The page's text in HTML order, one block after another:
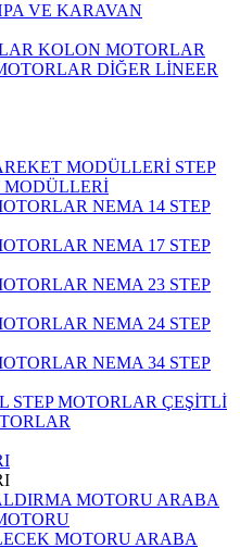
VE KARAVAN
KOLON MOTORLAR
DİĞER LİNEER
STEP
MODÜLLERİ
NEMA 14 STEP
NEMA 17 STEP
NEMA 23 STEP
NEMA 24 STEP
NEMA 34 STEP
ÇEŞİTLİ
ARABA
ARABA